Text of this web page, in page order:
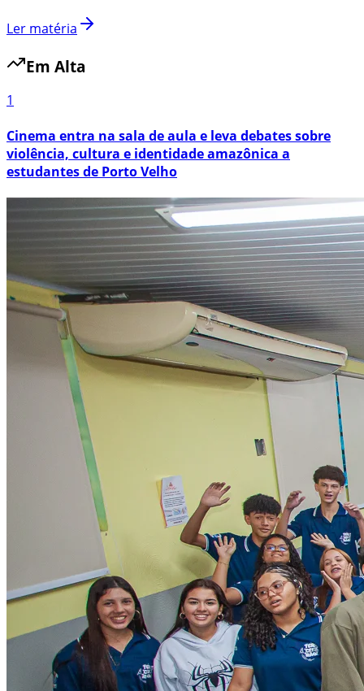
Ler matéria
Em Alta
1
Cinema entra na sala de aula e leva debates sobre
violência, cultura e identidade amazônica a
estudantes de Porto Velho